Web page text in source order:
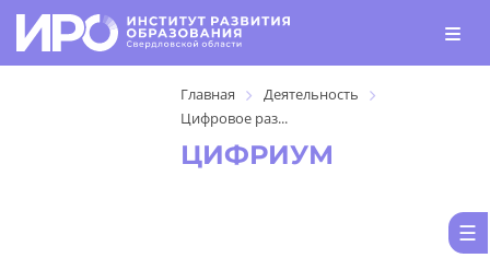
Главная
Деятельность
Цифровое раз...
ЦИФРИУМ